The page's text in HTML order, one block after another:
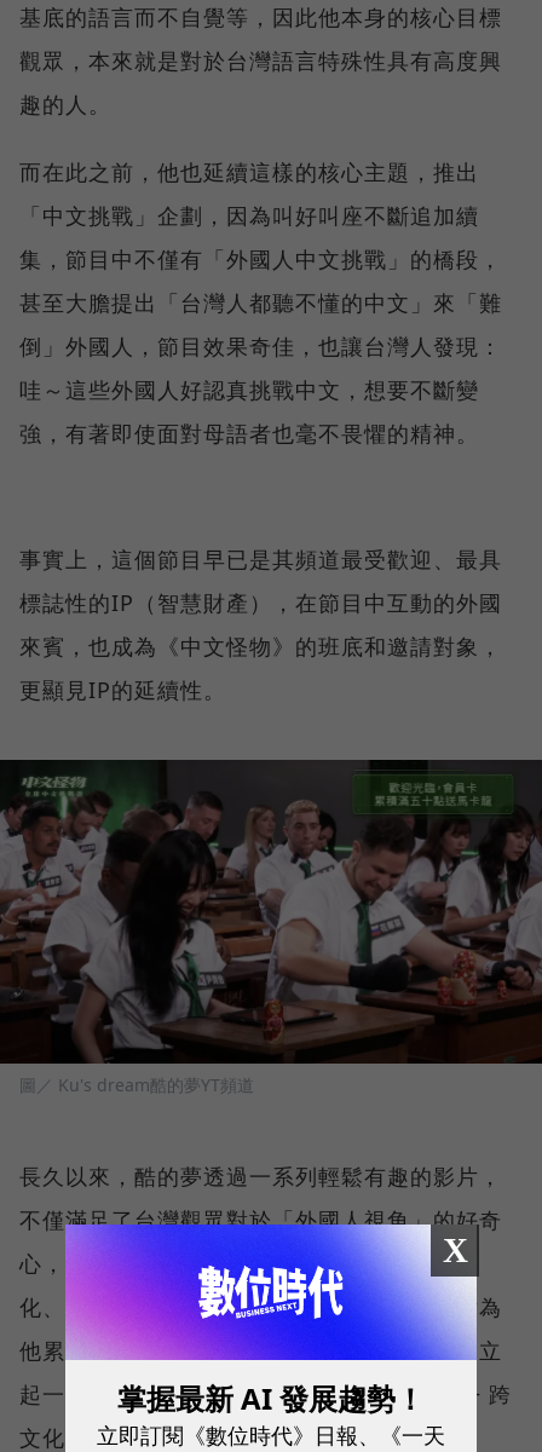
基底的語言而不自覺等，因此他本身的核心目標
觀眾，本來就是對於台灣語言特殊性具有高度興
趣的人。
而在此之前，他也延續這樣的核心主題，推出
「中文挑戰」企劃，因為叫好叫座不斷追加續
集，節目中不僅有「外國人中文挑戰」的橋段，
甚至大膽提出「台灣人都聽不懂的中文」來「難
倒」外國人，節目效果奇佳，也讓台灣人發現：
哇～這些外國人好認真挑戰中文，想要不斷變
強，有著即使面對母語者也毫不畏懼的精神。
事實上，這個節目早已是其頻道最受歡迎、最具
標誌性的IP（智慧財產），在節目中互動的外國
來賓，也成為《中文怪物》的班底和邀請對象，
更顯見IP的延續性。
圖／ Ku's dream酷的夢YT頻道
長久以來，酷的夢透過一系列輕鬆有趣的影片，
不僅滿足了台灣觀眾對於「外國人視角」的好奇
心，也成功地塑造了酷的夢本人「熱愛台灣文
化、致力於語言交流」的正面形象。這些影片為
他累積了數百萬的忠實粉絲，並在觀眾心中建立
起一個強大的品牌認知：「酷的夢 = 高品質 + 跨
文化 + 中文挑戰」。
X
掌握最新 AI 發展趨勢！
立即訂閱《數位時代》日報、《一天